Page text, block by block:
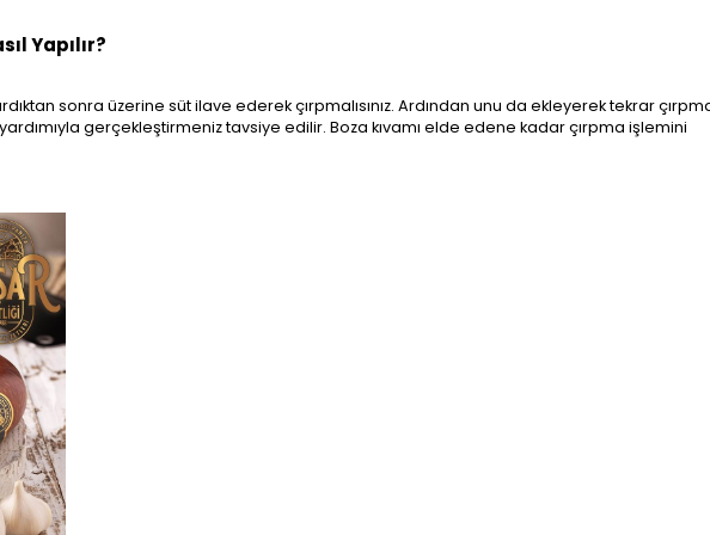
Yapılır?
sonra üzerine süt ilave ederek çırpmalısınız. Ardından unu da ekleyerek tekrar
gerçekleştirmeniz tavsiye edilir. Boza kıvamı elde edene kadar çırpma işlemini